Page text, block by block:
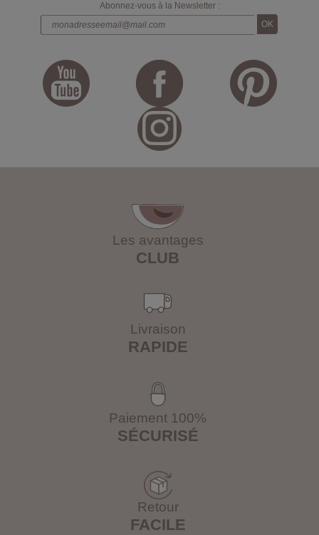
Abonnez-vous à la Newsletter :
Les avantages
CLUB
Livraison
RAPIDE
Paiement 100%
SÉCURISÉ
Retour
FACILE